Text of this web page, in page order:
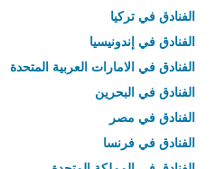
الفنادق في تركيا
الفنادق في إندونيسيا
الفنادق في الامارات العربية المتحدة
الفنادق في البحرين
الفنادق في مصر
الفنادق في فرنسا